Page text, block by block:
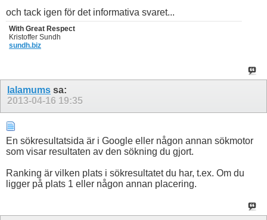
och tack igen för det informativa svaret...
With Great Respect
Kristoffer Sundh
sundh.biz
lalamums sa:
2013-04-16 19:35
En sökresultatsida är i Google eller någon annan sökmotor
som visar resultaten av den sökning du gjort.
Ranking är vilken plats i sökresultatet du har, t.ex. Om du
ligger på plats 1 eller någon annan placering.